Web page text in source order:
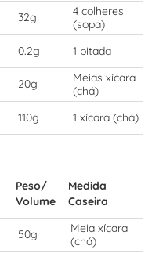
32g
4 colheres
(sopa)
0.2g 1 pitada
20g
Meias xícara
(chá)
110g 1 xícara (chá)
Peso/
Volume
Medida
Caseira
50g
Meia xícara
(chá)